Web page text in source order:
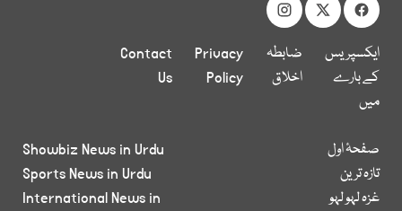
ایکسپریس
کے بارے
میں
ضابطہ
اخلاق
Privacy
Policy
Contact
Us
صفحۂ اول
تازہ ترین
غزہ لہو لہو
Showbiz News in Urdu
Sports News in Urdu
International News in